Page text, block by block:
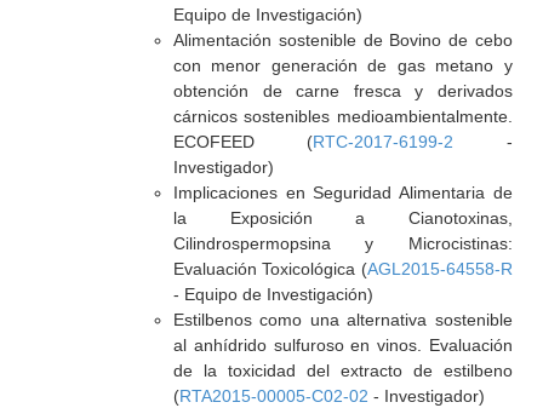
Equipo de Investigación)
Alimentación sostenible de Bovino de cebo
con menor generación de gas metano y
obtención de carne fresca y derivados
cárnicos sostenibles medioambientalmente.
ECOFEED (RTC-2017-6199-2 -
Investigador)
Implicaciones en Seguridad Alimentaria de
la Exposición a Cianotoxinas,
Cilindrospermopsina y Microcistinas:
Evaluación Toxicológica (AGL2015-64558-R
- Equipo de Investigación)
Estilbenos como una alternativa sostenible
al anhídrido sulfuroso en vinos. Evaluación
de la toxicidad del extracto de estilbeno
(RTA2015-00005-C02-02 - Investigador)